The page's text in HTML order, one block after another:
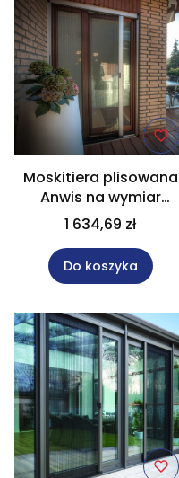
Moskitiera plisowana
Anwis na wymiar
90x200 cm kolor anoda
silver
1 634,69 zł
Do koszyka